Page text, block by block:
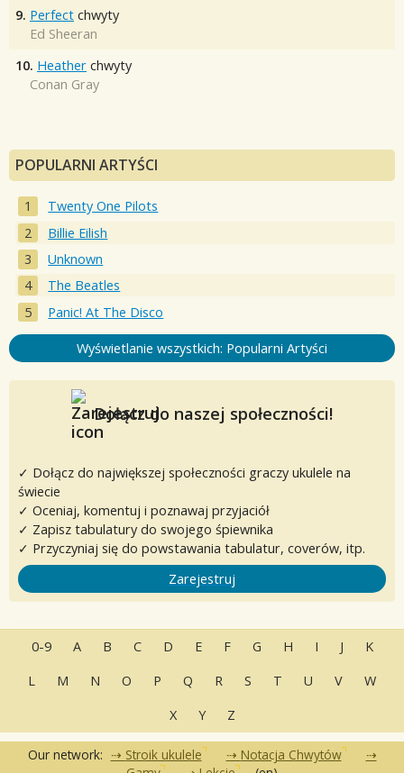
9. Perfect chwyty
Ed Sheeran
10. Heather chwyty
Conan Gray
POPULARNI ARTYŚCI
Twenty One Pilots
Billie Eilish
Unknown
The Beatles
Panic! At The Disco
Wyświetlanie wszystkich: Popularni Artyści
Dołącz do naszej społeczności!
✓ Dołącz do największej społeczności graczy ukulele na
świecie
✓ Oceniaj, komentuj i poznawaj przyjaciół
✓ Zapisz tabulatury do swojego śpiewnika
✓ Przyczyniaj się do powstawania tabulatur, coverów, itp.
Zarejestruj
0-9 A B C D E F G H I J
K
L
M N O P Q R S T U V
W
X
Y Z
Our network: Stroik ukulele
Notacja Chwytów